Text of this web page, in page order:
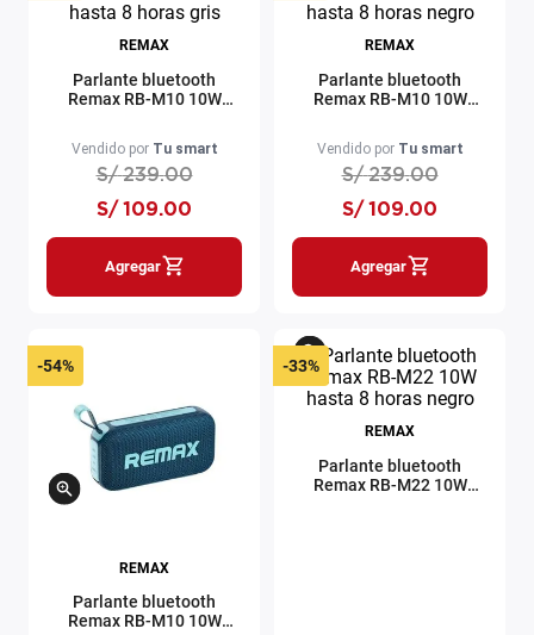
REMAX
Parlante bluetooth
Remax RB-M10 10W
Vendido por Tu smart
S/ 239.00
S/ 109.00
Agregar
REMAX
Parlante bluetooth
Remax RB-M10 10W
Vendido por Tu smart
S/ 239.00
S/ 109.00
Agregar
-54%
REMAX
Parlante bluetooth
Remax RB-M10 10W
-33%
REMAX
Parlante bluetooth
Remax RB-M22 10W